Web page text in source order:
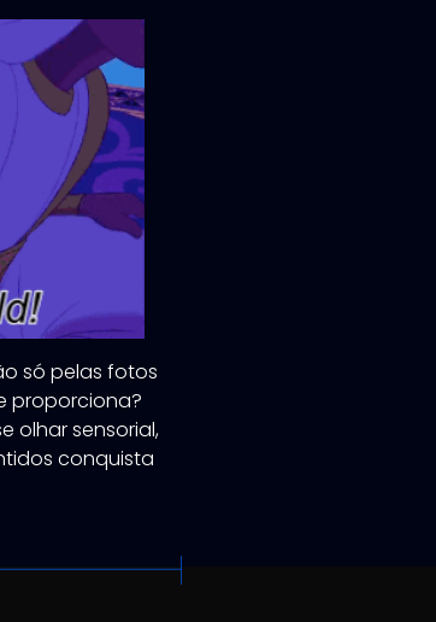
só pelas fotos
proporciona?
olhar sensorial,
conquista